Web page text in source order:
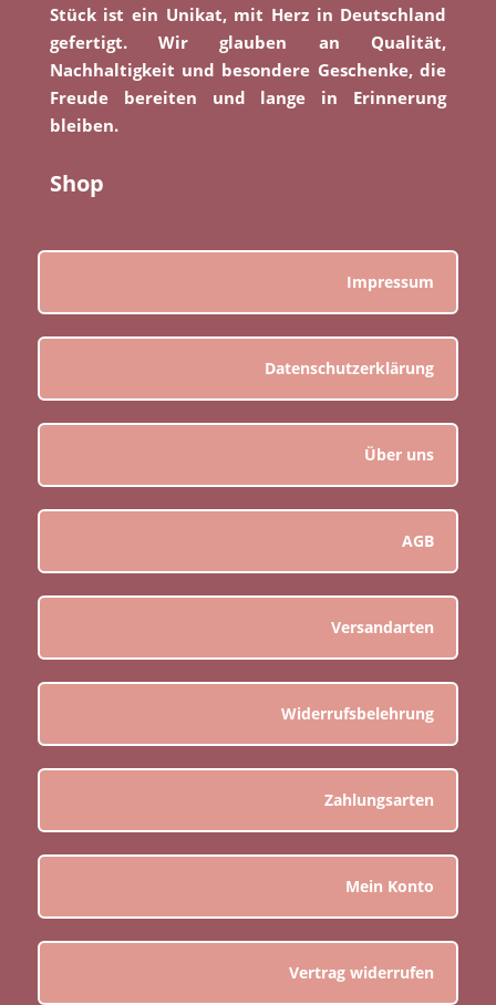
Stück ist ein Unikat, mit Herz in Deutschland
gefertigt. Wir glauben an Qualität,
Nachhaltigkeit und besondere Geschenke, die
Freude bereiten und lange in Erinnerung
bleiben.
Shop
Impressum
Datenschutzerklärung
Über uns
AGB
Versandarten
Widerrufsbelehrung
Zahlungsarten
Mein Konto
Vertrag widerrufen